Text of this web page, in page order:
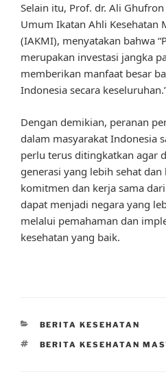
Selain itu, Prof. dr. Ali
Umum Ikatan Ahli Kesehatan
(IAKMI), menyatakan bahwa
merupakan investasi jangka
memberikan manfaat besar
Indonesia secara
Dengan demikian, peranan
dalam masyarakat Indonesia
perlu terus ditingkatkan agar
generasi yang lebih sehat
komitmen dan kerja sama
dapat menjadi negara yang
melalui pemahaman dan
kesehatan yang baik.
CATEGORIES
BERITA KESEHATAN
TAGS
BERITA KESEHATAN